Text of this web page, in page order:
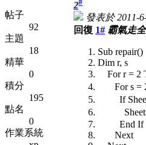
帖子
92
主題
18
精華
0
積分
195
點名
0
作業系統
2#
發表於 2011-
回復 1# 霸氣走
Sub repair()
Dim r, s
For r = 2
For s = 2
If
Sheets("
End If
Next